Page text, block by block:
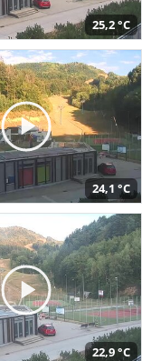
25,2 °C
24,1 °C
22,9 °C